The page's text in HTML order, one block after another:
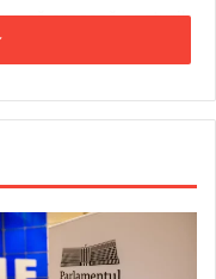
să crească costurile
așa cum peste 80%
(…) ZdG solicită
acestei decizii,
a ZdG”, atrage